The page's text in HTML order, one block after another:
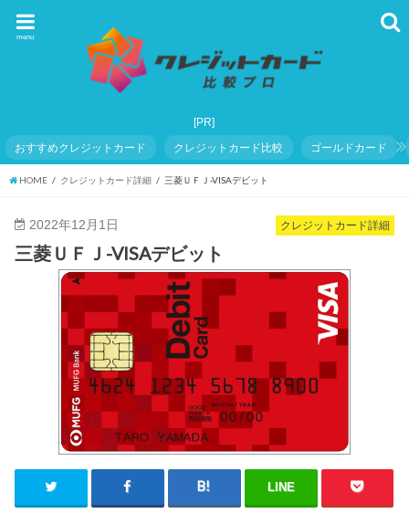
menu
おすすめクレジットカード クレジットカード比較 ゴールドカード
HOME クレジットカード詳細 三菱ＵＦＪ-VISAデビット
クレジットカード詳細
2022年12月1日
三菱ＵＦＪ-VISAデビット
LINE